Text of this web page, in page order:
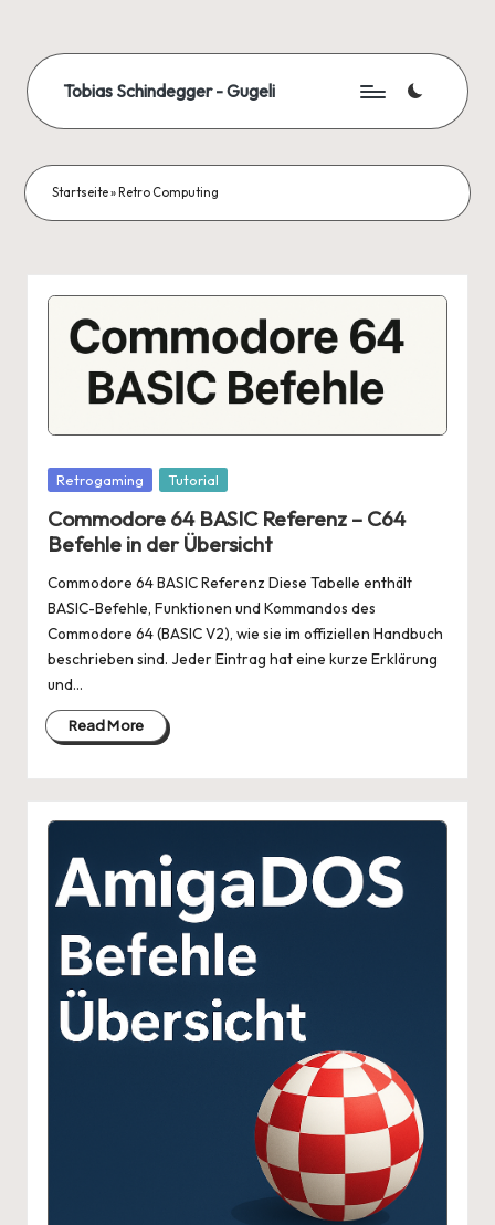
content
Tobias Schindegger - Gugeli
Startseite» Retro Computing
Posted
Retrogaming Tutorial
Commodore 64 BASIC Referenz – C64
Befehle in der Übersicht
Commodore 64 BASIC Referenz Diese Tabelle enthält
BASIC-Befehle, Funktionen und Kommandos des
Commodore 64 (BASIC V2), wie sie im offiziellen Handbuch
beschrieben sind. Jeder Eintrag hat eine kurze Erklärung
und…
Read More